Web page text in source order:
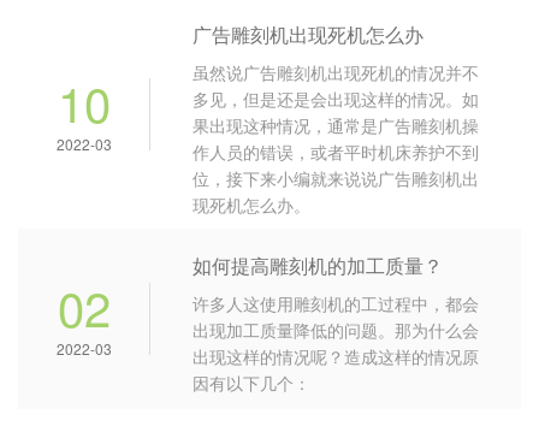
10
2022-03
广告雕刻机出现死机怎么办
虽然说广告雕刻机出现死机的情况并不
多见，但是还是会出现这样的情况。如
果出现这种情况，通常是广告雕刻机操
作人员的错误，或者平时机床养护不到
位，接下来小编就来说说广告雕刻机出
现死机怎么办。
02
2022-03
如何提高雕刻机的加工质量？
许多人这使用雕刻机的工过程中，都会
出现加工质量降低的问题。那为什么会
出现这样的情况呢？造成这样的情况原
因有以下几个：